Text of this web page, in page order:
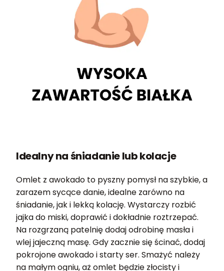
Idealny na śniadanie lub kolacje
Omlet z awokado to pyszny pomysł na szybkie, a
zarazem sycące danie, idealne zarówno na
śniadanie, jak i lekką kolację. Wystarczy rozbić
jajka do miski, doprawić i dokładnie roztrzepać.
Na rozgrzaną patelnię dodaj odrobinę masła i
wlej jajeczną masę. Gdy zacznie się ścinać, dodaj
pokrojone awokado i starty ser. Smażyć należy
na małym ogniu, aż omlet będzie złocisty i